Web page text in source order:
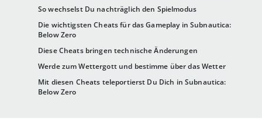
So wechselst Du nachträglich den Spielmodus
Die wichtigsten Cheats für das Gameplay in Subnautica:
Below Zero
Diese Cheats bringen technische Änderungen
Werde zum Wettergott und bestimme über das Wetter
Mit diesen Cheats teleportierst Du Dich in Subnautica:
Below Zero